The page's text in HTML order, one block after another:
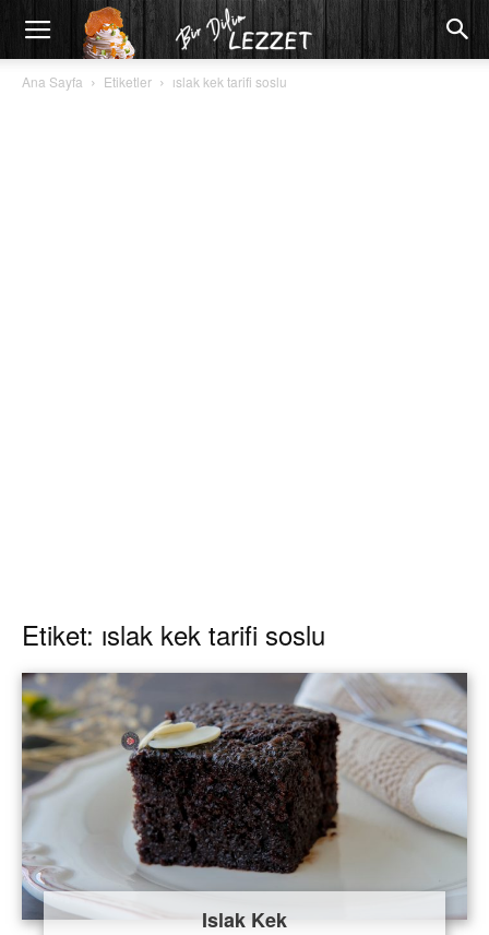
Ana Sayfa Etiketler ıslak kek tarifi soslu
Etiket: ıslak kek tarifi soslu
Islak Kek